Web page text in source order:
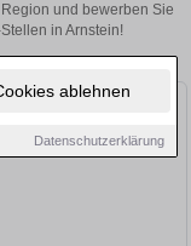
ablehnen
Datenschutzerklärung
und bewerben Sie
in Arnstein!